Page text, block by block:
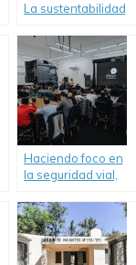
La sustentabilidad
para Mercedes-
Benz Camiones y
Buses.
Haciendo foco en
la seguridad vial,
Camiones y Buses
reúne a los líderes
de gerenciamiento
de flotas.